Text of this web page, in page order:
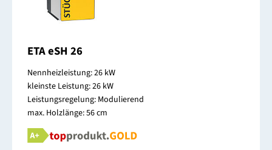
ETA eSH 26
Nennheizleistung: 26 kW
kleinste Leistung: 26 kW
Leistungsregelung: Modulierend
max. Holzlänge: 56 cm